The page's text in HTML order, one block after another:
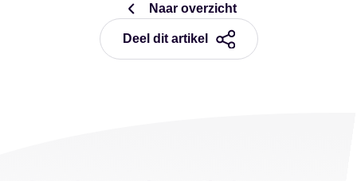
Naar overzicht
Deel dit artikel